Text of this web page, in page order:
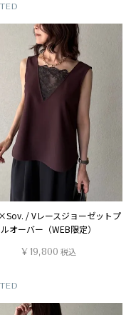
/ Vレースジョーゼットプ
ルオーバー（WEB限定）
¥ 19,800 税込